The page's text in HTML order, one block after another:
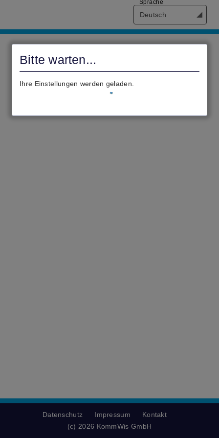
Bitte warten...
Ihre Einstellungen werden geladen.
Deutsch
Sprache
Datenschutz Impressum
Kontakt
(c) 2026 KommWis GmbH